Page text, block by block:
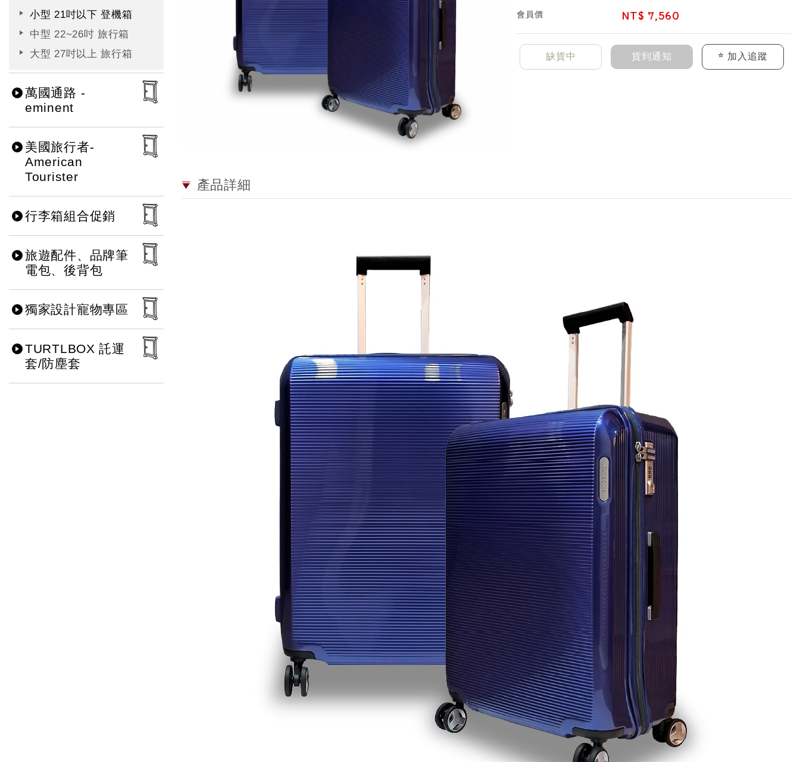
小型 21吋以下 登機箱
中型 22~26吋 旅行箱
大型 27吋以上 旅行箱
萬國通路 -
eminent
美國旅行者-
American
Tourister
行李箱組合促銷
旅遊配件、品牌筆
電包、後背包
獨家設計寵物專區
TURTLBOX 託運
套/防塵套
會員價 NT$ 7,560
缺貨中 貨到通知 加入追蹤
產品詳細